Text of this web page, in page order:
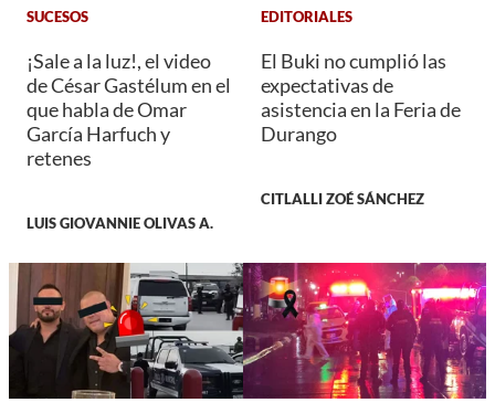
SUCESOS
¡Sale a la luz!, el video
de César Gastélum en el
que habla de Omar
García Harfuch y
retenes
LUIS GIOVANNIE OLIVAS A.
EDITORIALES
El Buki no cumplió las
expectativas de
asistencia en la Feria de
Durango
CITLALLI ZOÉ SÁNCHEZ